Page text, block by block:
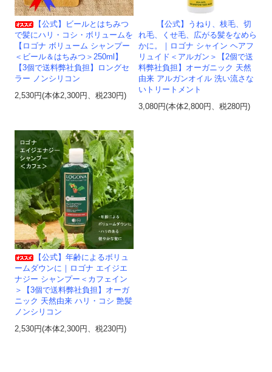
【公式】ビールとはちみつ
で髪にハリ・コシ・ボリュームを
【ロゴナ ボリューム シャンプー
＜ビール＆はちみつ＞250ml】
【3個で送料弊社負担】ロングセ
ラー ノンシリコン
2,530円(本体2,300円、税230円)
【公式】うねり、枝毛、切
れ毛、くせ毛、広がる髪をなめら
かに。｜ロゴナ シャイン ヘアフ
リュイド＜アルガン＞【2個で送
料弊社負担】オーガニック 天然
由来 アルガンオイル 洗い流さな
いトリートメント
3,080円(本体2,800円、税280円)
【公式】年齢によるボリュ
ームダウンに｜ロゴナ エイジエ
ナジー シャンプー＜カフェイン
＞【3個で送料弊社負担】オーガ
ニック 天然由来 ハリ・コシ 艶髪
ノンシリコン
2,530円(本体2,300円、税230円)